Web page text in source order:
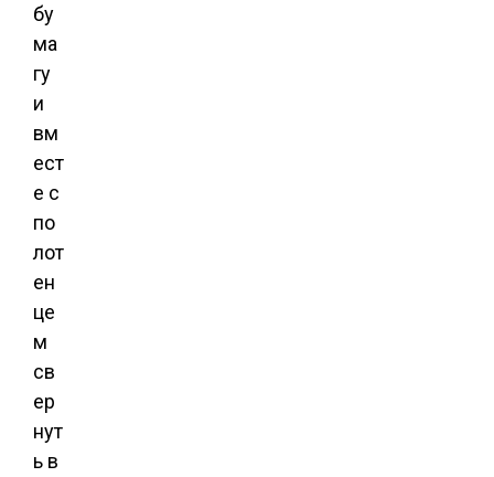
бу
ма
гу
и
вм
ест
е с
по
лот
ен
це
м
св
ер
нут
ь в